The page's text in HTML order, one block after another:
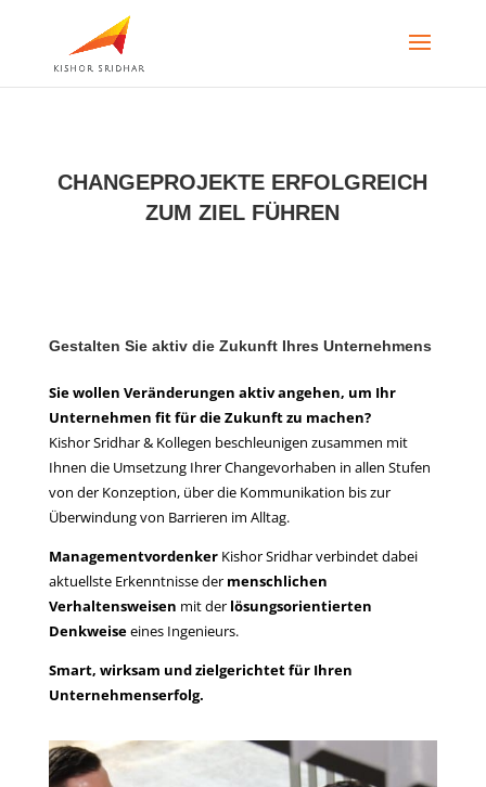
CHANGEPROJEKTE ERFOLGREICH
ZUM ZIEL FÜHREN
Gestalten Sie aktiv die Zukunft Ihres Unternehmens
Sie wollen Veränderungen aktiv angehen, um Ihr
Unternehmen fit für die Zukunft zu machen?
Kishor Sridhar & Kollegen beschleunigen zusammen mit
Ihnen die Umsetzung Ihrer Changevorhaben in allen Stufen
von der Konzeption, über die Kommunikation bis zur
Überwindung von Barrieren im Alltag.
ManagementvordenkerKishor Sridhar verbindet dabei
aktuellste Erkenntnisse dermenschlichen
Verhaltensweisen mit der lösungsorientierten
Denkweiseeines Ingenieurs.
Smart, wirksam und zielgerichtet für Ihren
Unternehmenserfolg.